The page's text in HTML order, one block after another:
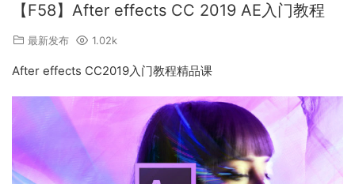
【F58】After effects CC 2019 AE入门教程
最新发布 1.02k
After effects CC2019入门教程精品课